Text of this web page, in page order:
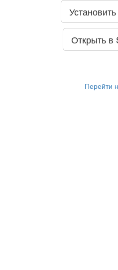
Открыть в
Перейти